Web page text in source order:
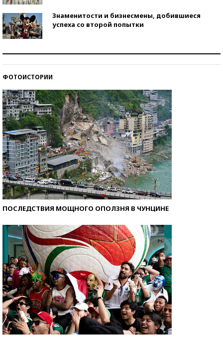
Знаменитости и бизнесмены, добившиеся
успеха со второй попытки
ФОТОИСТОРИИ
ПОСЛЕДСТВИЯ МОЩНОГО ОПОЛЗНЯ В ЧУНЦИНЕ